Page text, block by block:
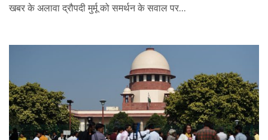
खबर के अलावा द्रौपदी मुर्मू को समर्थन के सवाल पर...